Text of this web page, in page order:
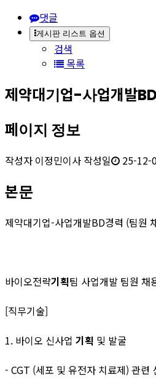
댓글
게시판 리스트 옵션
검색
목록
제약대기업-사업개발
페이지 정보
작성자 이정민이사 작성일 25-12-
본문
제약대기업-사업개발BD경력 (팀원
바이오전략기획팀 사업개발 팀원 채
[직무기술]
1. 바이오 신사업 기획 및 발굴
- CGT (세포 및 유전자 치료제) 관련